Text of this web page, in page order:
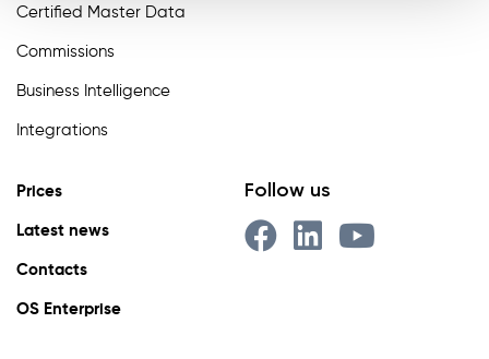
Certified Master Data
Commissions
Business Intelligence
Integrations
Prices
Latest news
Contacts
OS Enterprise
Follow us